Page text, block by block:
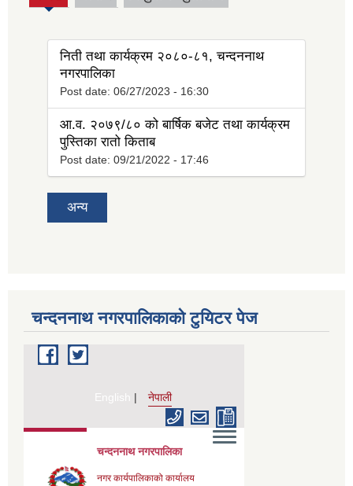
निती तथा कार्यक्रम २०८०-८१, चन्दननाथ
नगरपालिका
Post date: 06/27/2023 - 16:30
आ.व. २०७९/८० को बार्षिक बजेट तथा कार्यक्रम
पुस्तिका रातो किताब
Post date: 09/21/2022 - 17:46
अन्य
चन्दननाथ नगरपालिकाको टुयिटर पेज